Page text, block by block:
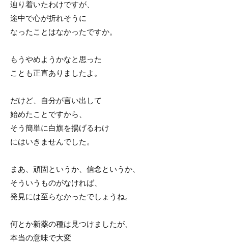
辿り着いたわけですが、
途中で心が折れそうに
なったことはなかったですか。
もうやめようかなと思った
ことも正直ありましたよ。
だけど、自分が言い出して
始めたことですから、
そう簡単に白旗を揚げるわけ
にはいきませんでした。
まあ、頑固というか、信念というか、
そういうものがなければ、
発見には至らなかったでしょうね。
何とか新薬の種は見つけましたが、
本当の意味で大変